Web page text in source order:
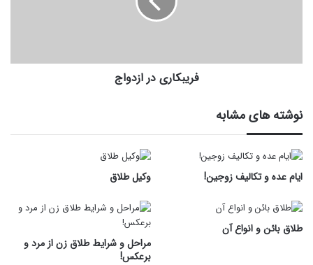
فریبکاری در ازدواج
نوشته های مشابه
ایام عده و تکالیف زوجین! وکیل طلاق
طلاق بائن و انواع آن
مراحل و شرایط طلاق زن از مرد و
برعکس!